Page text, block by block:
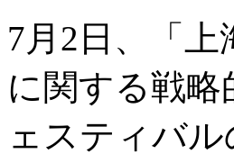
7月2日、「
に関する戦略
ェスティバ